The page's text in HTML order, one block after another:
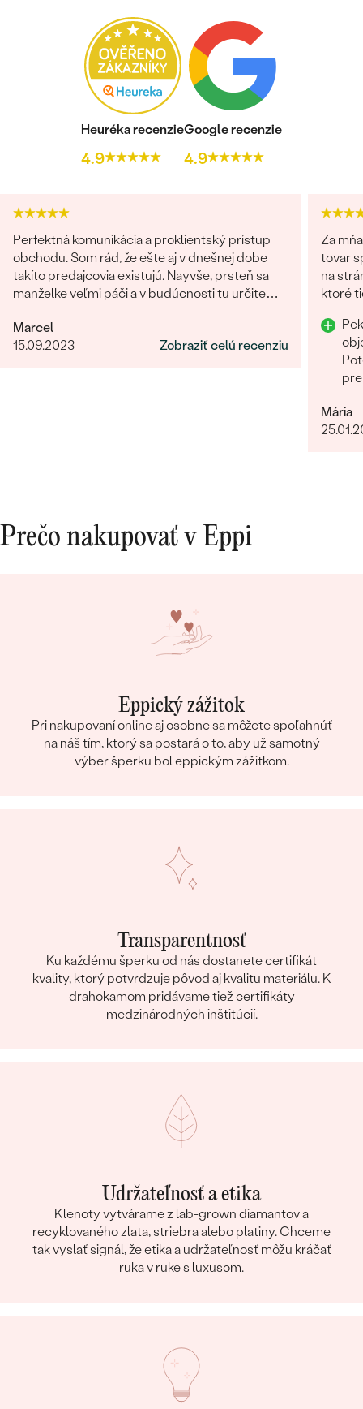
Heuréka recenzie
4.9
Google recenzie
4.9
Perfektná komunikácia a proklientský prístup
obchodu. Som rád, že ešte aj v dnešnej dobe
takíto predajcovia existujú. Nayvše, prsteň sa
manželke veľmi páči a v budúcnosti tu určite
Marcel
15.09.2023
Zobraziť celú recenziu
Za
tovar
na
ktoré
Mária
Prečo nakupovať v Eppi
Eppický zážitok
Pri nakupovaní online aj osobne sa môžete spoľahnúť
na náš tím, ktorý sa postará o to, aby už samotný
výber šperku bol eppickým zážitkom.
Transparentnosť
Ku každému šperku od nás dostanete certifikát
kvality, ktorý potvrdzuje pôvod aj kvalitu materiálu. K
drahokamom pridávame tiež certifikáty
medzinárodných inštitúcií.
Udržateľnosť a etika
Klenoty vytvárame z lab-grown diamantov a
recyklovaného zlata, striebra alebo platiny. Chceme
tak vyslať signál, že etika a udržateľnosť môžu kráčať
ruka v ruke s luxusom.